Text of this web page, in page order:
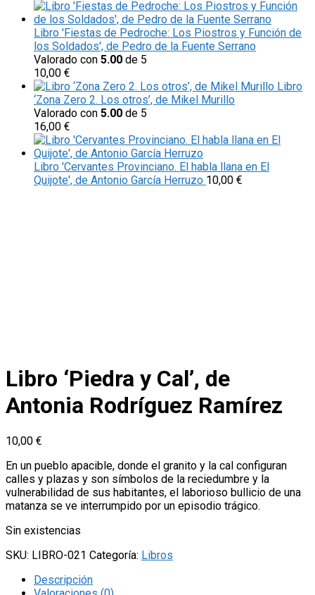
Libro 'Fiestas de Pedroche: Los Piostros y Función de
los Soldados', de Pedro de la Fuente Serrano
Valorado con 5.00 de 5
10,00 €
Libro
‘Zona Zero 2. Los otros’, de Mikel Murillo
Valorado con 5.00 de 5
16,00 €
Libro 'Cervantes Provinciano. El habla llana en El
Quijote', de Antonio García Herruzo 10,00 €
Libro ‘Piedra y Cal’, de
Antonia Rodríguez Ramírez
10,00 €
En un pueblo apacible, donde el granito y la cal configuran
calles y plazas y son símbolos de la reciedumbre y la
vulnerabilidad de sus habitantes, el laborioso bullicio de una
matanza se ve interrumpido por un episodio trágico.
Sin existencias
SKU: LIBRO-021 Categoría: Libros
Descripción